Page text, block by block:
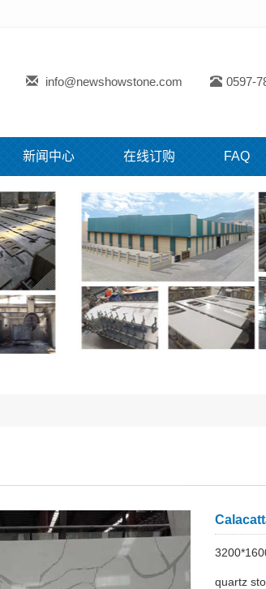
info@newshowstone.com 0597-
新闻中心 在线订购 FAQ
quartz